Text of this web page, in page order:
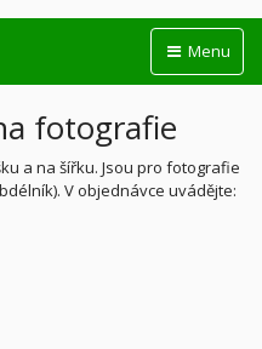
Menu
fotografie
a na šířku. Jsou pro fotografie
V objednávce uvádějte: